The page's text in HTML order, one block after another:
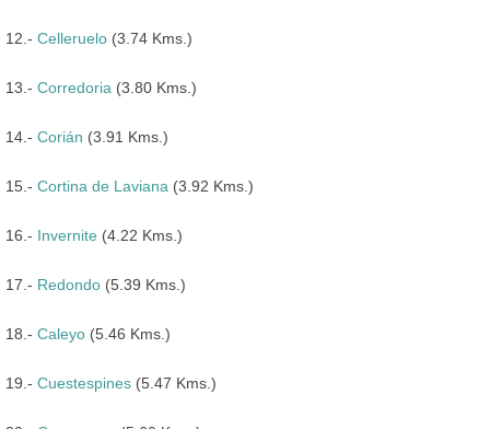
12.- Celleruelo (3.74 Kms.)
13.- Corredoria (3.80 Kms.)
14.- Corián (3.91 Kms.)
15.- Cortina de Laviana (3.92 Kms.)
16.- Invernite (4.22 Kms.)
17.- Redondo (5.39 Kms.)
18.- Caleyo (5.46 Kms.)
19.- Cuestespines (5.47 Kms.)